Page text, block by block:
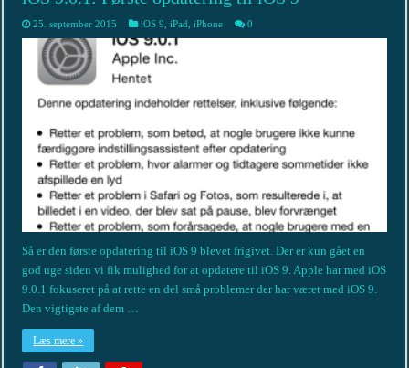
25. september 2015 iOS 9 ,iPad ,iPhone 0
Så er den første opdatering til iOS 9 blevet frigivet. Der er kun gået en
god uge siden vi fik mulighed for at opdatere til iOS 9. Apple har med iOS
9.0.1 fokuseret på at rette en del små problemer der har været med iOS 9.
Den vigtigste af dem …
Læs mere »